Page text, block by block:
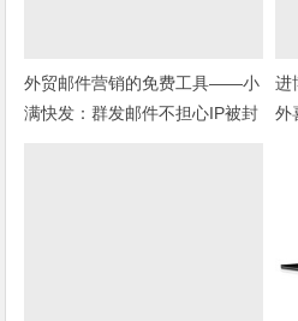
外贸邮件营销的免费工具——小
满快发：群发邮件不担心IP被封
进
外